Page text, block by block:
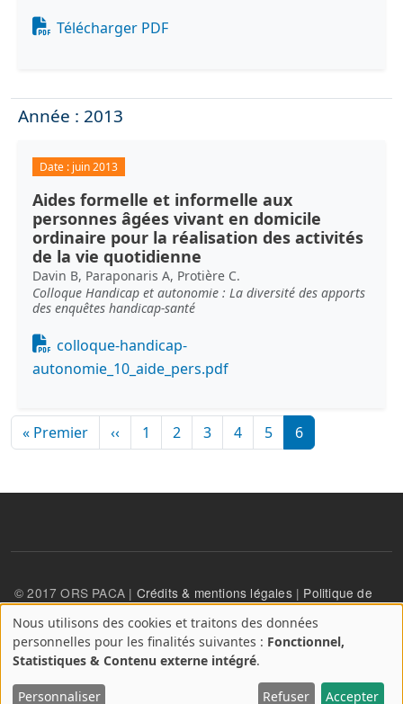
Document
Télécharger PDF
Année : 2013
Date : juin 2013
Aides formelle et informelle aux
personnes âgées vivant en domicile
ordinaire pour la réalisation des activités
de la vie quotidienne
Davin B, Paraponaris A, Protière C.
Colloque Handicap et autonomie : La diversité des apports
des enquêtes handicap-santé
Document
colloque-handicap-
autonomie_10_aide_pers.pdf
Pagination
« PremierPremière page
‹‹Page précédente
1 2 3 4 5 6
© 2017 ORS PACA | Crédits & mentions légales| Politique de
confidentialité
User account menu
Se connecter
A
propos
cookies
Nous utilisons des cookies et traitons des données
personnelles pour les finalités suivantes : Fonctionnel,
Statistiques & Contenu externe intégré.
Personnaliser Refuser Accepter